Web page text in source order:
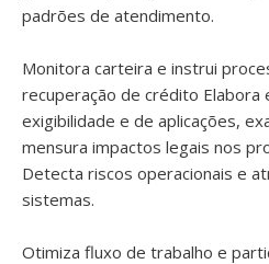
padrões de atendimento.
Monitora carteira e instrui
recuperação de crédito Elabora
exigibilidade e de aplicações,
mensura impactos legais nos
Detecta riscos operacionais e
sistemas.
Otimiza fluxo de trabalho e